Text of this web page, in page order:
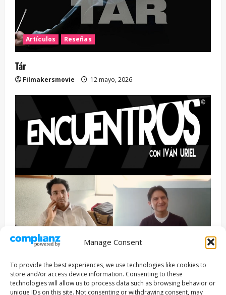
Manage Consent
To provide the best experiences, we use technologies like cookies to
store and/or access device information. Consenting to these
technologies will allow us to process data such as browsing behavior or
unique IDs on this site. Not consenting or withdrawing consent, may
Artículos Reseñas
Tár
Filmakersmovie 12 mayo, 2026
Entrevista Series
ENCUENTROS CON IVÁN URIEL T3E22: JUAN PATRICIO
RIVEROLL